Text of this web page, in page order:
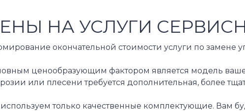
НА УСЛУГИ
окончательной стоимости услуги по замене
ценообразующим фактором является модель
или плесени требуется дополнительная, более
только качественные комплектующие. Вам